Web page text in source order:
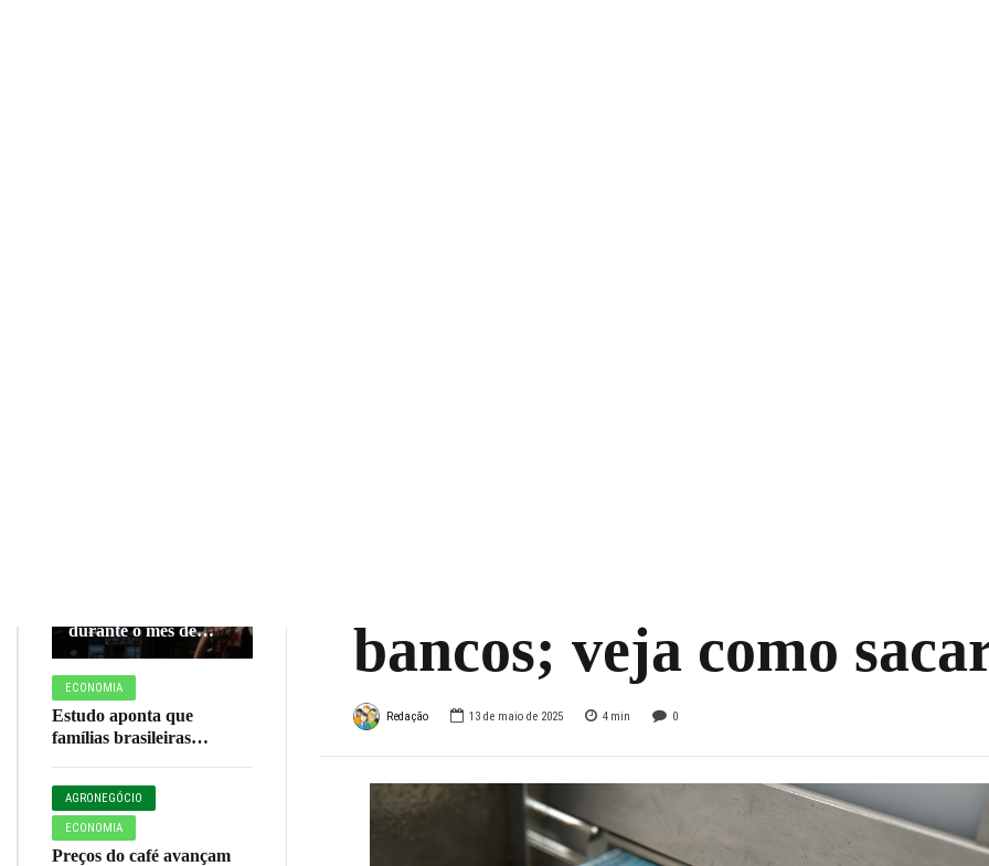
durante o mês de
agosto; veja
calendário completo
ECONOMIA
Estudo aponta que
famílias brasileiras
para bets em 2025
AGRONEGÓCIO
ECONOMIA
Preços do café avançam
bancos; veja como
Redação 13 de maio de 2025 4 min 0